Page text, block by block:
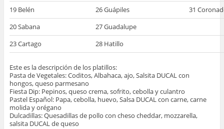
19 Belén
26 Guápiles
31
20 Sabana
27 Guadalupe
23 Cartago
28 Hatillo
Este es la descripción de los platillos:
Pasta de Vegetales: Coditos, Albahaca, ajo, Salsita DUCAL con
hongos, queso parmesano
Fiesta Dip: Pepinos, queso crema, sofrito, cebolla y culantro
Pastel Español: Papa, cebolla, huevo, Salsa DUCAL con carne, carne
molida y orégano
Dulcadillas: Quesadillas de pollo con cheso cheddar, mozzarella,
salsita DUCAL de queso